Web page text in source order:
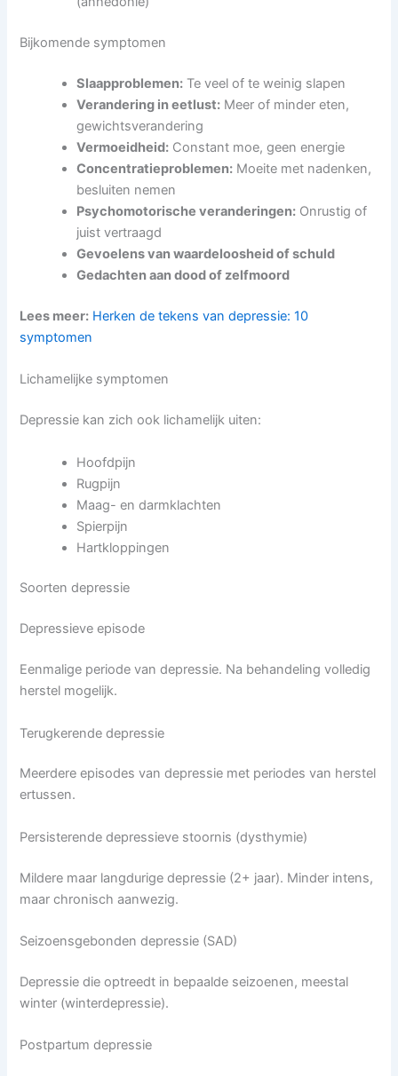
Bijkomende symptomen
Slaapproblemen: Te veel of te weinig slapen
Verandering in eetlust: Meer of minder eten,
gewichtsverandering
Vermoeidheid: Constant moe, geen energie
Concentratieproblemen: Moeite met nadenken,
besluiten nemen
Psychomotorische veranderingen: Onrustig of
juist vertraagd
Gevoelens van waardeloosheid of schuld
Gedachten aan dood of zelfmoord
Lees meer: Herken de tekens van depressie: 10
symptomen
Lichamelijke symptomen
Depressie kan zich ook lichamelijk uiten:
Hoofdpijn
Rugpijn
Maag- en darmklachten
Spierpijn
Hartkloppingen
Soorten depressie
Depressieve episode
Eenmalige periode van depressie. Na behandeling volledig
herstel mogelijk.
Terugkerende depressie
Meerdere episodes van depressie met periodes van herstel
ertussen.
Persisterende depressieve stoornis (dysthymie)
Mildere maar langdurige depressie (2+ jaar). Minder intens,
maar chronisch aanwezig.
Seizoensgebonden depressie (SAD)
Depressie die optreedt in bepaalde seizoenen, meestal
winter (winterdepressie).
Postpartum depressie